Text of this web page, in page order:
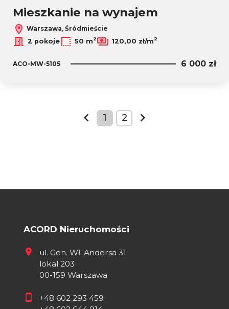
Mieszkanie na wynajem
Warszawa, Śródmieście
2 pokoje
50 m2 120,00 zł/m2
ACO-MW-5105 6 000 zł
prev
1 2
next
ACORD Nieruchomości
ul. Gen. Wł. Andersa 31
lokal 203
00-159 Warszawa
+48 602 293 459